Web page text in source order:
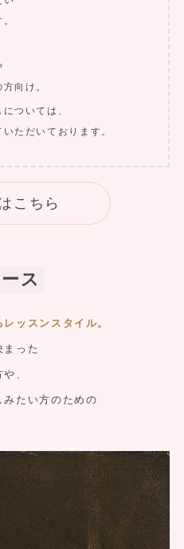
向け。
ついては、
ただいております。
こちら
ス
ッスンスタイル。
まった
、
たい方のための